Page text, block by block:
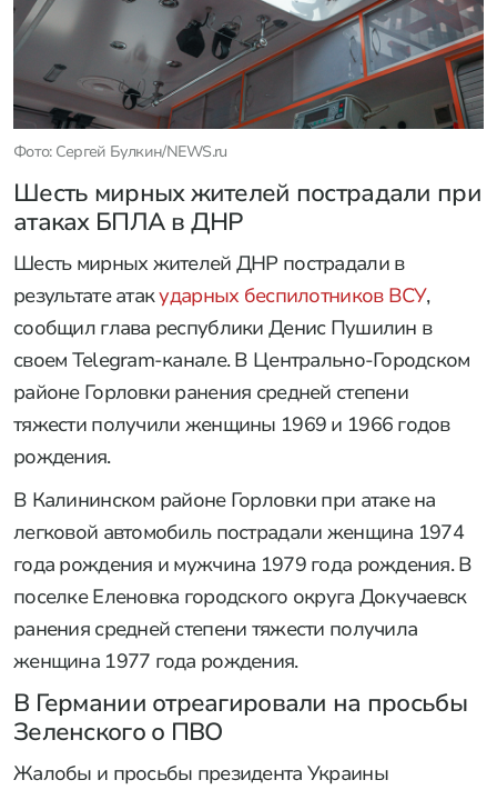
Фото: Сергей Булкин/NEWS.ru
Шесть мирных жителей пострадали при
атаках БПЛА в ДНР
Шесть мирных жителей ДНР пострадали в
результате атакударных беспилотников ВСУ,
сообщил глава республики Денис Пушилин в
своем Telegram-канале. В Центрально-Городском
районе Горловки ранения средней степени
тяжести получили женщины 1969 и 1966 годов
рождения.
В Калининском районе Горловки при атаке на
легковой автомобиль пострадали женщина 1974
года рождения и мужчина 1979 года рождения. В
поселке Еленовка городского округа Докучаевск
ранения средней степени тяжести получила
женщина 1977 года рождения.
В Германии отреагировали на просьбы
Зеленского о ПВО
Жалобы и просьбы президента Украины